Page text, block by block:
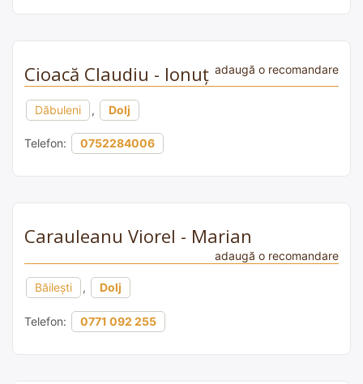
Cioacă Claudiu - Ionuţ adaugă o recomandare
Dăbuleni , Dolj
Telefon: 0752284006
Carauleanu Viorel - Marian
adaugă o recomandare
Băilești , Dolj
Telefon: 0771 092 255